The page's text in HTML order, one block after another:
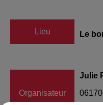
Lieu Le
Organisateur
Julie